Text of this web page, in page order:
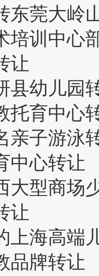
东莞大岭
培训中心
让
县幼儿园
托育中心
亲子游泳
中心转让
大型商场
让
上海高端
品牌转让